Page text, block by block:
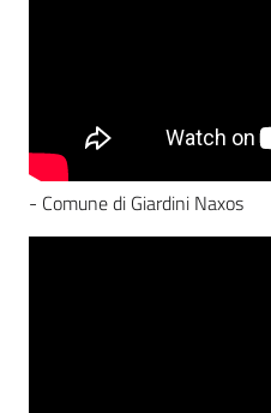
- Comune di Giardini Naxos